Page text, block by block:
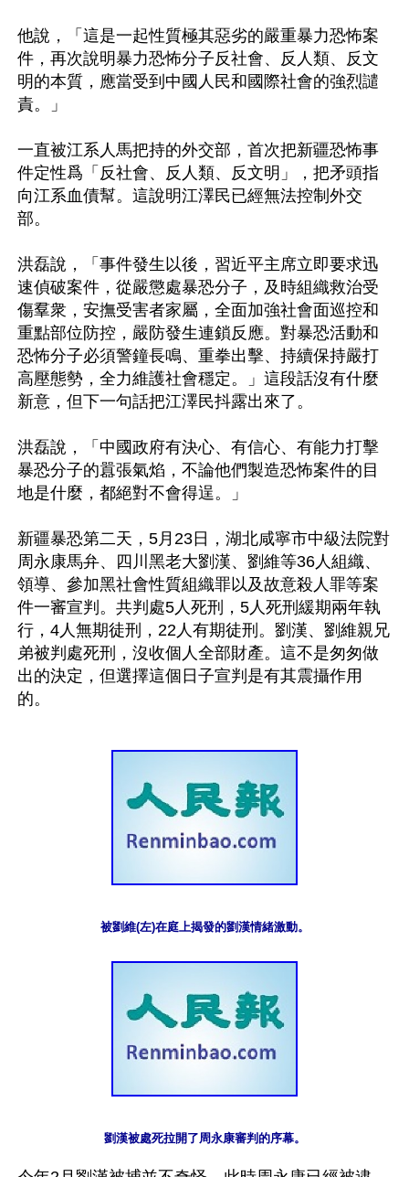
他說，「這是一起性質極其惡劣的嚴重暴力恐怖案
件，再次說明暴力恐怖分子反社會、反人類、反文
明的本質，應當受到中國人民和國際社會的強烈譴
責。」
一直被江系人馬把持的外交部，首次把新疆恐怖事
件定性爲「反社會、反人類、反文明」，把矛頭指
向江系血債幫。這說明江澤民已經無法控制外交
部。
洪磊說，「事件發生以後，習近平主席立即要求迅
速偵破案件，從嚴懲處暴恐分子，及時組織救治受
傷羣衆，安撫受害者家屬，全面加強社會面巡控和
重點部位防控，嚴防發生連鎖反應。對暴恐活動和
恐怖分子必須警鐘長鳴、重拳出擊、持續保持嚴打
高壓態勢，全力維護社會穩定。」這段話沒有什麼
新意，但下一句話把江澤民抖露出來了。
洪磊說，「中國政府有決心、有信心、有能力打擊
暴恐分子的囂張氣焰，不論他們製造恐怖案件的目
地是什麼，都絕對不會得逞。」
新疆暴恐第二天，5月23日，湖北咸寧市中級法院對
周永康馬弁、四川黑老大劉漢、劉維等36人組織、
領導、參加黑社會性質組織罪以及故意殺人罪等案
件一審宣判。共判處5人死刑，5人死刑緩期兩年執
行，4人無期徒刑，22人有期徒刑。劉漢、劉維親兄
弟被判處死刑，沒收個人全部財產。這不是匆匆做
出的決定，但選擇這個日子宣判是有其震攝作用
被劉維(左)在庭上揭發的劉漢情緒激動。
劉漢被處死拉開了周永康審判的序幕。